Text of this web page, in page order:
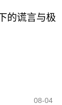
的谎言与极
08-04